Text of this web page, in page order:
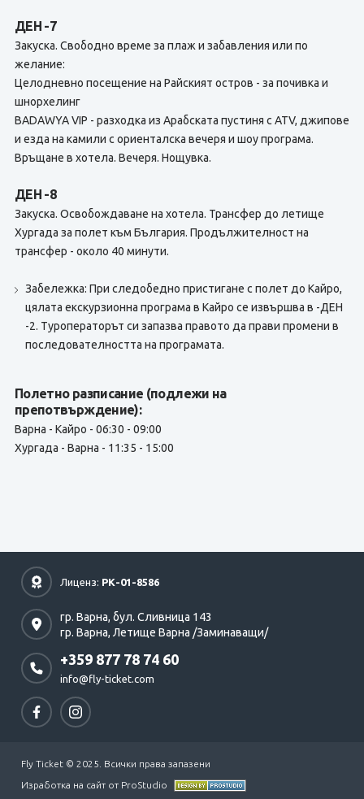
ДЕН -7
Закуска. Свободно време за плаж и забавления или по
желание:
Целодневно посещение на Райският остров - за почивка и
шнорхелинг
BADAWYA VIP - разходка из Арабската пустиня с ATV, джипове
и езда на камили с ориенталска вечеря и шоу програма.
Връщане в хотела. Вечеря. Нощувка.
ДЕН -8
Закуска. Освобождаване на хотела. Трансфер до летище
Хургада за полет към България. Продължителност на
трансфер - около 40 минути.
Забележка: При следобедно пристигане с полет до Кайро,
цялата екскурзионна програма в Кайро се извършва в -ДЕН
-2. Туроператорът си запазва правото да прави промени в
последователността на програмата.
Полетно разписание (подлежи на
препотвърждение):
Варна - Кайро - 06:30 - 09:00
Хургада - Варна - 11:35 - 15:00
Лиценз: РК-01-8586
гр. Варна, бул. Сливница 143
гр. Варна, Летище Варна /Заминаващи/
+359 877 78 74 60
info@fly-ticket.com
Fly Ticket © 2025. Всички права запазени
Изработка на сайт от ProStudio